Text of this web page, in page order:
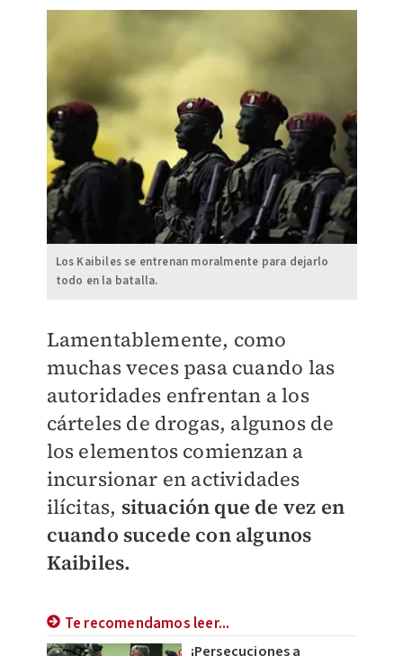
Los Kaibiles se entrenan moralmente para dejarlo
todo en la batalla.
Lamentablemente, como
muchas veces pasa cuando las
autoridades enfrentan a los
cárteles de drogas, algunos de
los elementos comienzan a
incursionar en actividades
ilícitas, situación que de vez en
cuando sucede con algunos
Kaibiles.
Te recomendamos leer...
¡Persecuciones a